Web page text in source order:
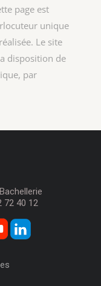
page est
unique
Le site
disposition de
par
72 40 12